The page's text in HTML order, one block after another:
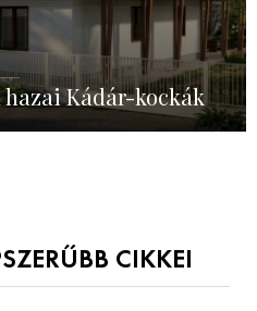
Kádár-kockák
CIKKEI